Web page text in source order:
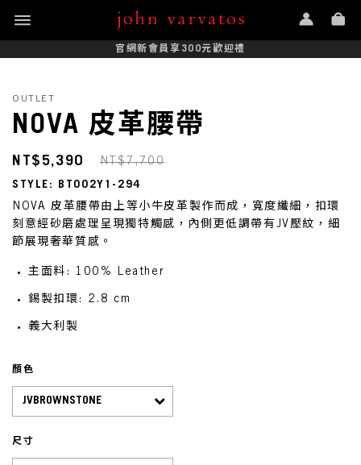
官網新會員享300元歡迎禮
OUTLET
NOVA 皮革腰帶
STYLE: BT002Y1-294
NOVA 皮革腰帶由上等小牛皮革製作而成，寬度纖細，扣環
刻意經砂磨處理呈現獨特觸感，內側更低調帶有JV壓紋，細
節展現奢華質感。
主面料: 100% Leather
錫製扣環: 2.8 cm
義大利製
NT$5,390 NT$7,700
顏色
尺寸